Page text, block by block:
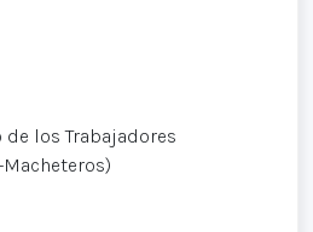
los Trabajadores
Macheteros)